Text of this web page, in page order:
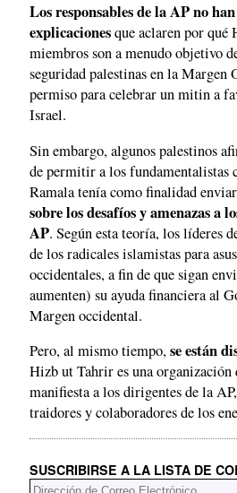
Los responsables de la AP no
explicacionesque aclaren por qué
miembros son a menudo objetivo
seguridad palestinas en la Margen
permiso para celebrar un mitin a
Israel.
Sin embargo, algunos palestinos
de permitir a los fundamentalistas
Ramala tenía como finalidad
sobre los desafíos y amenazas a
AP. Según esta teoría, los líderes
de los radicales islamistas para
occidentales, a fin de que sigan
aumenten) su ayuda financiera al
Margen occidental.
Pero, al mismo tiempo,se están
Hizb ut Tahrir es una organización
manifiesta a los dirigentes de la
traidores y colaboradores de los
SUSCRIBIRSE A LA LISTA DE